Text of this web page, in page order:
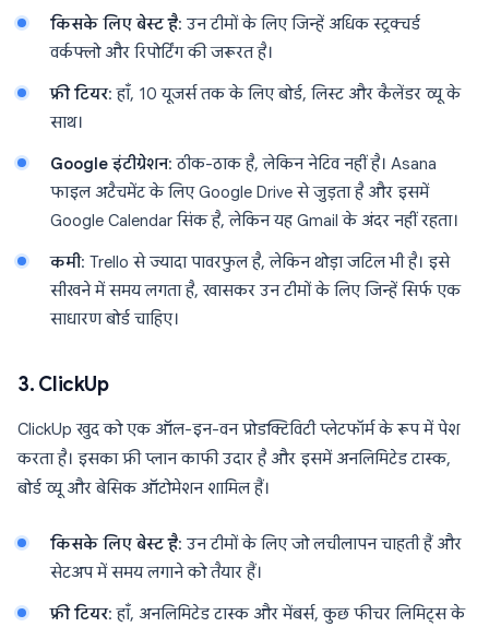
किसके लिए बेस्ट है: उन टीमों के लिए जिन्हें अधिक स्ट्रक्चर्ड
वर्कफ्लो और रिपोर्टिंग की जरूरत है।
फ्री टियर: हाँ, 10 यूजर्स तक के लिए बोर्ड, लिस्ट और कैलेंडर व्यू के
साथ।
Google इंटीग्रेशन: ठीक-ठाक है, लेकिन नेटिव नहीं है। Asana
फाइल अटैचमेंट के लिए Google Drive से जुड़ता है और इसमें
Google Calendar सिंक है, लेकिन यह Gmail के अंदर नहीं रहता।
कमी: Trello से ज्यादा पावरफुल है, लेकिन थोड़ा जटिल भी है। इसे
सीखने में समय लगता है, खासकर उन टीमों के लिए जिन्हें सिर्फ एक
साधारण बोर्ड चाहिए।
3. ClickUp
ClickUp खुद को एक ऑल-इन-वन प्रोडक्टिविटी प्लेटफॉर्म के रूप में पेश
करता है। इसका फ्री प्लान काफी उदार है और इसमें अनलिमिटेड टास्क,
बोर्ड व्यू और बेसिक ऑटोमेशन शामिल हैं।
किसके लिए बेस्ट है: उन टीमों के लिए जो लचीलापन चाहती हैं और
सेटअप में समय लगाने को तैयार हैं।
फ्री टियर: हाँ, अनलिमिटेड टास्क और मेंबर्स, कुछ फीचर लिमिट्स के